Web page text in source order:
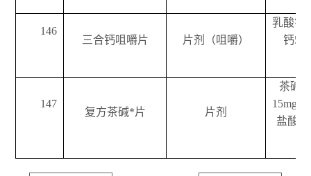
146
三合钙咀嚼片 片剂（咀嚼）
乳酸钙
钙
147
复方茶碱*片 片剂
茶碱
15mg
盐酸